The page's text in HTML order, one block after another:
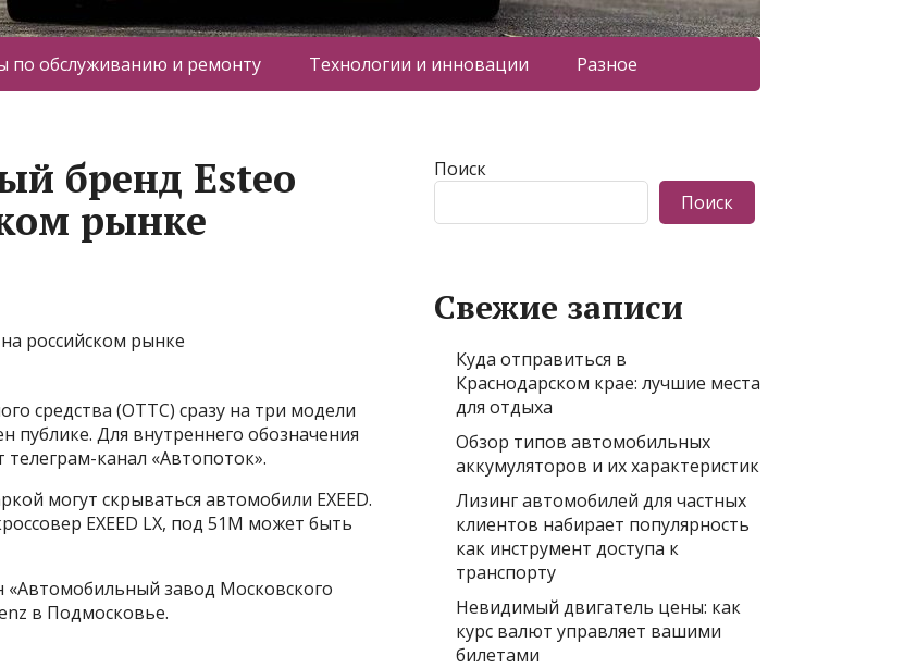
по обслуживанию и ремонту Технологии и инновации Разное
бренд Esteo
рынке
средства (ОТТС) сразу на три модели
публике. Для внутреннего обозначения
канал «Автопоток».
могут скрываться автомобили EXEED.
EXEED LX, под 51М может быть
«Автомобильный завод Московского
в Подмосковье.
Поиск
Поиск
Свежие записи
Куда отправиться в
Краснодарском крае: лучшие места
для отдыха
Обзор типов автомобильных
аккумуляторов и их характеристик
Лизинг автомобилей для частных
клиентов набирает популярность
как инструмент доступа к
транспорту
Невидимый двигатель цены: как
курс валют управляет вашими
билетами